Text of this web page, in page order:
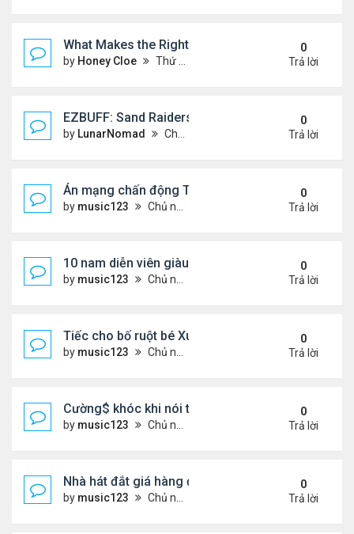
What Makes the Right Retail POS Matter?
by Honey Cloe Thứ 2 Tháng 8 03, 2026 10:35 am
0
Trả lời
EZBUFF: Sand Raiders of Sophie Farming
by LunarNomad Chủ nhật Tháng 8 02, 2026 11:33 pm
0
Trả lời
Án mạng chấn động Thái lan: hai chị em người
by music123 Chủ nhật Tháng 8 02, 2026 6:43 pm
0
Trả lời
10 nam diễn viên giàu nhất Trung Quốc 2026
by music123 Chủ nhật Tháng 8 02, 2026 6:39 pm
0
Trả lời
Tiếc cho bố ruột bé Xuân Mai ở Mỹ
by music123 Chủ nhật Tháng 8 02, 2026 6:33 pm
0
Trả lời
Cường$ khóc khi nói thật về hôn nhân
by music123 Chủ nhật Tháng 8 02, 2026 6:28 pm
0
Trả lời
Nhà hát đắt giá hàng đầu tg ở VN
by music123 Chủ nhật Tháng 8 02, 2026 6:20 pm
0
Trả lời